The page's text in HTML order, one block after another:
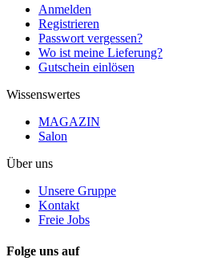
Anmelden
Registrieren
Passwort vergessen?
Wo ist meine Lieferung?
Gutschein einlösen
Wissenswertes
MAGAZIN
Salon
Über uns
Unsere Gruppe
Kontakt
Freie Jobs
Folge uns auf